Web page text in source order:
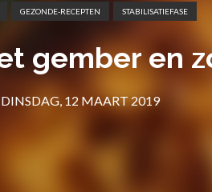
GEZONDE-RECEPTEN STABILISATIEFASE
gember en
DINSDAG, 12 MAART 2019